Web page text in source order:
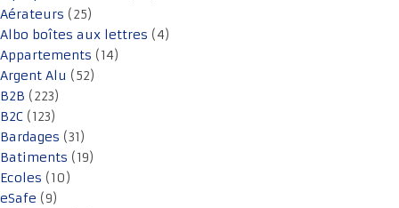
Aérateurs (25)
Albo boîtes aux lettres (4)
Appartements (14)
Argent Alu (52)
B2B (223)
B2C (123)
Bardages (31)
Batiments (19)
Ecoles (10)
eSafe (9)